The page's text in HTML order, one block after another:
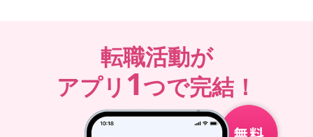
転職活動が
アプリ 1つで完結！